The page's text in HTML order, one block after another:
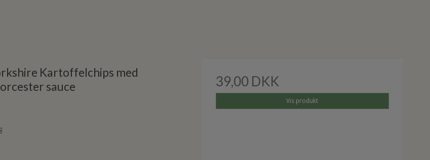
Kartoffelchips med
sauce
39,00 DKK
Vis produkt